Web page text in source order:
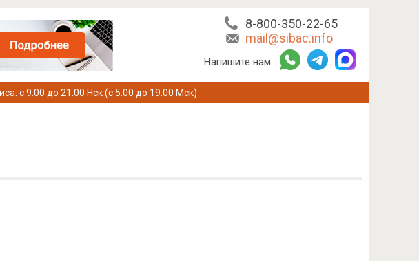
8-800-350-22-65
mail@sibac.info
Напишите нам:
с 9:00 до 21:00 Нск (с 5:00 до 19:00 Мск)